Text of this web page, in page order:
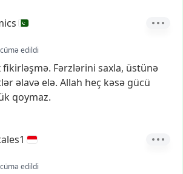
edildi
fikirləşmə. Fərzlərini saxla, üstünə
əlavə elə. Allah heç kəsə gücü
qoymaz.
edildi